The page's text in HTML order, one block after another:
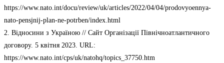
https://www.nato.int/docu/review/uk/articles/2022/04/04/prodovyoennya-
nato-pensjnij-plan-ne-potrben/index.html
2. Відносини з Україною // Сайт Організації Північноатлантичного
договору. 5 квітня 2023. URL:
https://www.nato.int/cps/uk/natohq/topics_37750.htm